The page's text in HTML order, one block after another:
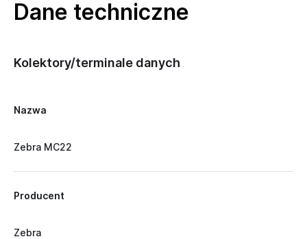
Dane techniczne
Kolektory/terminale danych
Nazwa
Zebra MC22
Producent
Zebra